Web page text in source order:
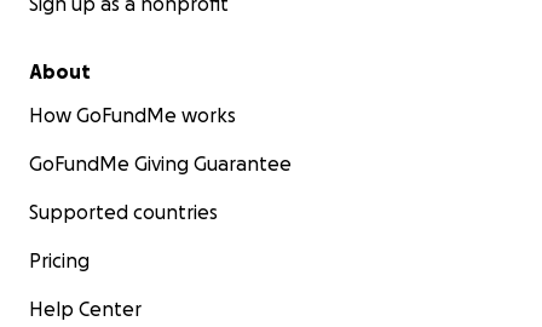
About
How GoFundMe works
GoFundMe Giving Guarantee
Supported countries
Pricing
Help Center